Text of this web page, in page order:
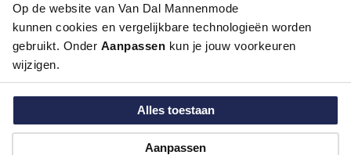
Op de website van Van Dal Mannenmode
kunnen cookies en vergelijkbare technologieën worden
gebruikt. Onder Aanpassen kun je jouw voorkeuren
wijzigen.
Alles toestaan
Aanpassen
Artikelnummer
1003775-10-43
Kleur:
Zwart
Maatinformatie
Over Marvelis